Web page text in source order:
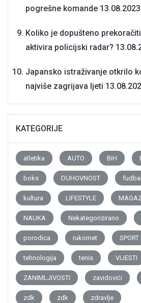
pogrešne komande 13.08.2023
Koliko je dopušteno
aktivira policijski radar?
Japansko istraživanje otkrilo
najviše zagrijava ljeti
KATEGORIJE
atletika AUTO BiH
boks DUHOVNOST fudbal
kultura LIFESTYLE
NAUKA Nekategorizirano
porodica rukomet SPORT
tehnologija tenis VIJESTI
ZANIMLJIVOSTI zavidovići
zdk zdk zdravlje